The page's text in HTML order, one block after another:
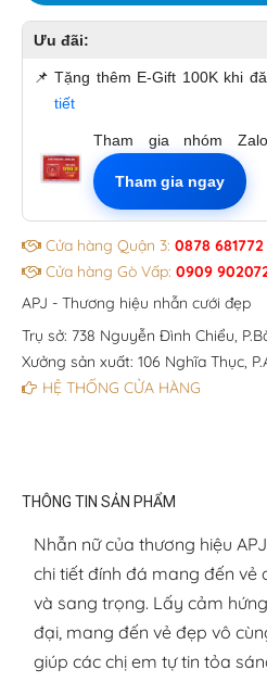
Ưu đãi:
📌 Tặng thêm E-Gift 100K khi
tiết
Tham gia nhóm
Tham gia ngay
Cửa hàng Quận 3: 0878 681772
Cửa hàng Gò Vấp: 0909
APJ - Thương hiệu nhẫn cưới đẹp
Trụ sở: 738 Nguyễn Đình Chiểu,
Xưởng sản xuất: 106 Nghĩa Thục,
HỆ THỐNG CỬA HÀNG
THÔNG TIN SẢN PHẨM
Nhẫn nữ của thương hiệu
chi tiết đính đá mang đến vẻ
và sang trọng. Lấy cảm
đại, mang đến vẻ đẹp vô
giúp các chị em tự tin tỏa